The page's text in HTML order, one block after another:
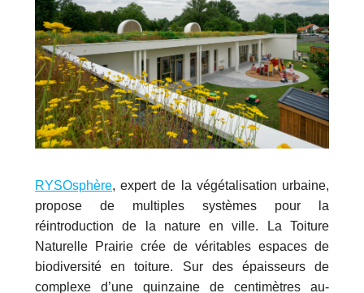
RYSOsphère, expert de la végétalisation urbaine,
propose de multiples systèmes pour la
réintroduction de la nature en ville. La Toiture
Naturelle Prairie crée de véritables espaces de
biodiversité en toiture. Sur des épaisseurs de
complexe d’une quinzaine de centimètres au-